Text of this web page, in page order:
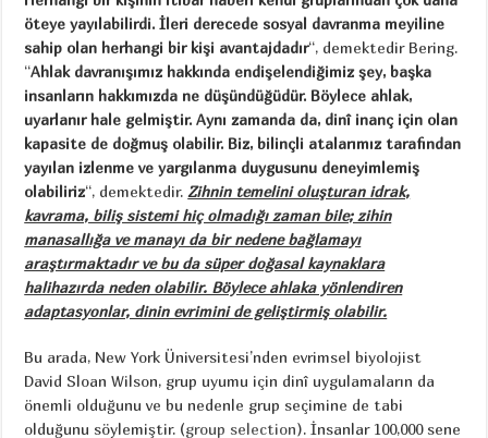
öteye yayılabilirdi. İleri derecede sosyal davranma meyiline
sahip olan herhangi bir kişi avantajdadır“, demektedir Bering.
“Ahlak davranışımız hakkında endişelendiğimiz şey, başka
insanların hakkımızda ne düşündüğüdür. Böylece ahlak,
uyarlanır hale gelmiştir. Aynı zamanda da, dinî inanç için olan
kapasite de doğmuş olabilir. Biz, bilinçli atalarımız tarafından
yayılan izlenme ve yargılanma duygusunu deneyimlemiş
olabiliriz“, demektedir. Zihnin temelini oluşturan idrak,
kavrama, biliş sistemi hiç olmadığı zaman bile; zihin
manasallığa ve manayı da bir nedene bağlamayı
araştırmaktadır ve bu da süper doğasal kaynaklara
halihazırda neden olabilir. Böylece ahlaka yönlendiren
adaptasyonlar, dinin evrimini de geliştirmiş olabilir.
Bu arada, New York Üniversitesi’nden evrimsel biyolojist
David Sloan Wilson, grup uyumu için dinî uygulamaların da
önemli olduğunu ve bu nedenle grup seçimine de tabi
olduğunu söylemiştir. (group selection). İnsanlar 100,000 sene